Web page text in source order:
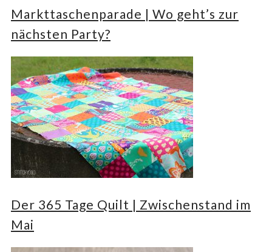
Markttaschenparade | Wo geht’s zur
nächsten Party?
Der 365 Tage Quilt | Zwischenstand im
Mai